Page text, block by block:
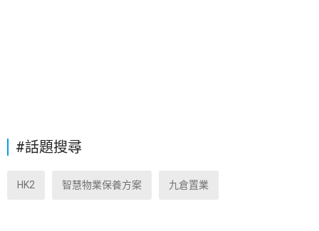
#話題搜尋
HK2 智慧物業保養方案 九倉置業